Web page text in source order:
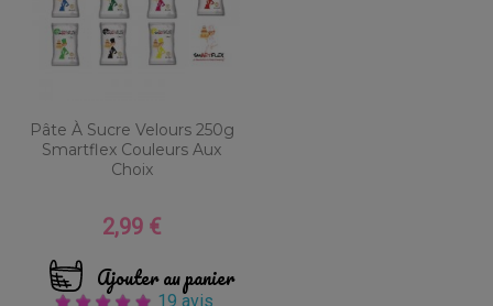
Pâte À Sucre Velours 250g
Smartflex Couleurs Aux
Choix
Prix
2,99 €
Ajouter au panier
19 avis